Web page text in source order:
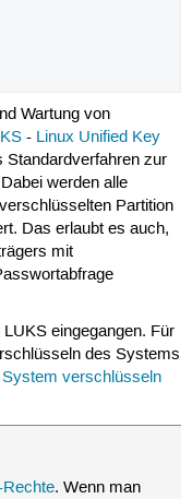
Wartung von
- Linux Unified Key
zur
werden alle
Partition
Das erlaubt es auch,
mit
eingegangen. Für
des Systems
System verschlüsseln
Rechte. Wenn man